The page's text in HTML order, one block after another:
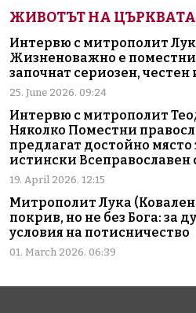
ЖИВОТЪТ НА ЦЪРКВАТА
Интервю с митрополит
Жизненоважно е
започнат сериозен,
25. June 2026. 09:24
Интервю с митрополит
Няколко Поместни
предлагат достойно
истински Всеправославен
19. April 2026. 12:15
Митрополит Лука
покрив, но не без Бога: за
условия на потисничество
01. March 2026. 06:39